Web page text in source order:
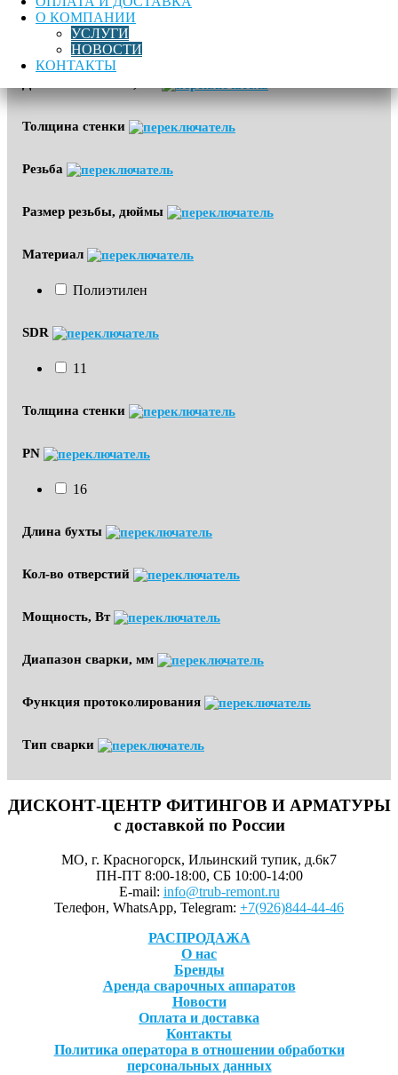
О КОМПАНИИ
УСЛУГИ
НОВОСТИ
КОНТАКТЫ
Толщина стенки
Резьба
Размер резьбы, дюймы
Материал
Полиэтилен
SDR
11
Толщина стенки
PN
16
Длина бухты
Кол-во отверстий
Мощность, Вт
Диапазон сварки, мм
Функция протоколирования
Тип сварки
ДИСКОНТ-ЦЕНТР ФИТИНГОВ И АРМАТУРЫ
с доставкой по России
МО, г. Красногорск, Ильинский тупик, д.6к7
ПН-ПТ 8:00-18:00, СБ 10:00-14:00
E-mail: info@trub-remont.ru
Телефон, WhatsApp, Telegram: +7(926)844-44-46
РАСПРОДАЖА
О нас
Бренды
Аренда сварочных аппаратов
Новости
Оплата и доставка
Контакты
Политика оператора в отношении обработки
персональных данных